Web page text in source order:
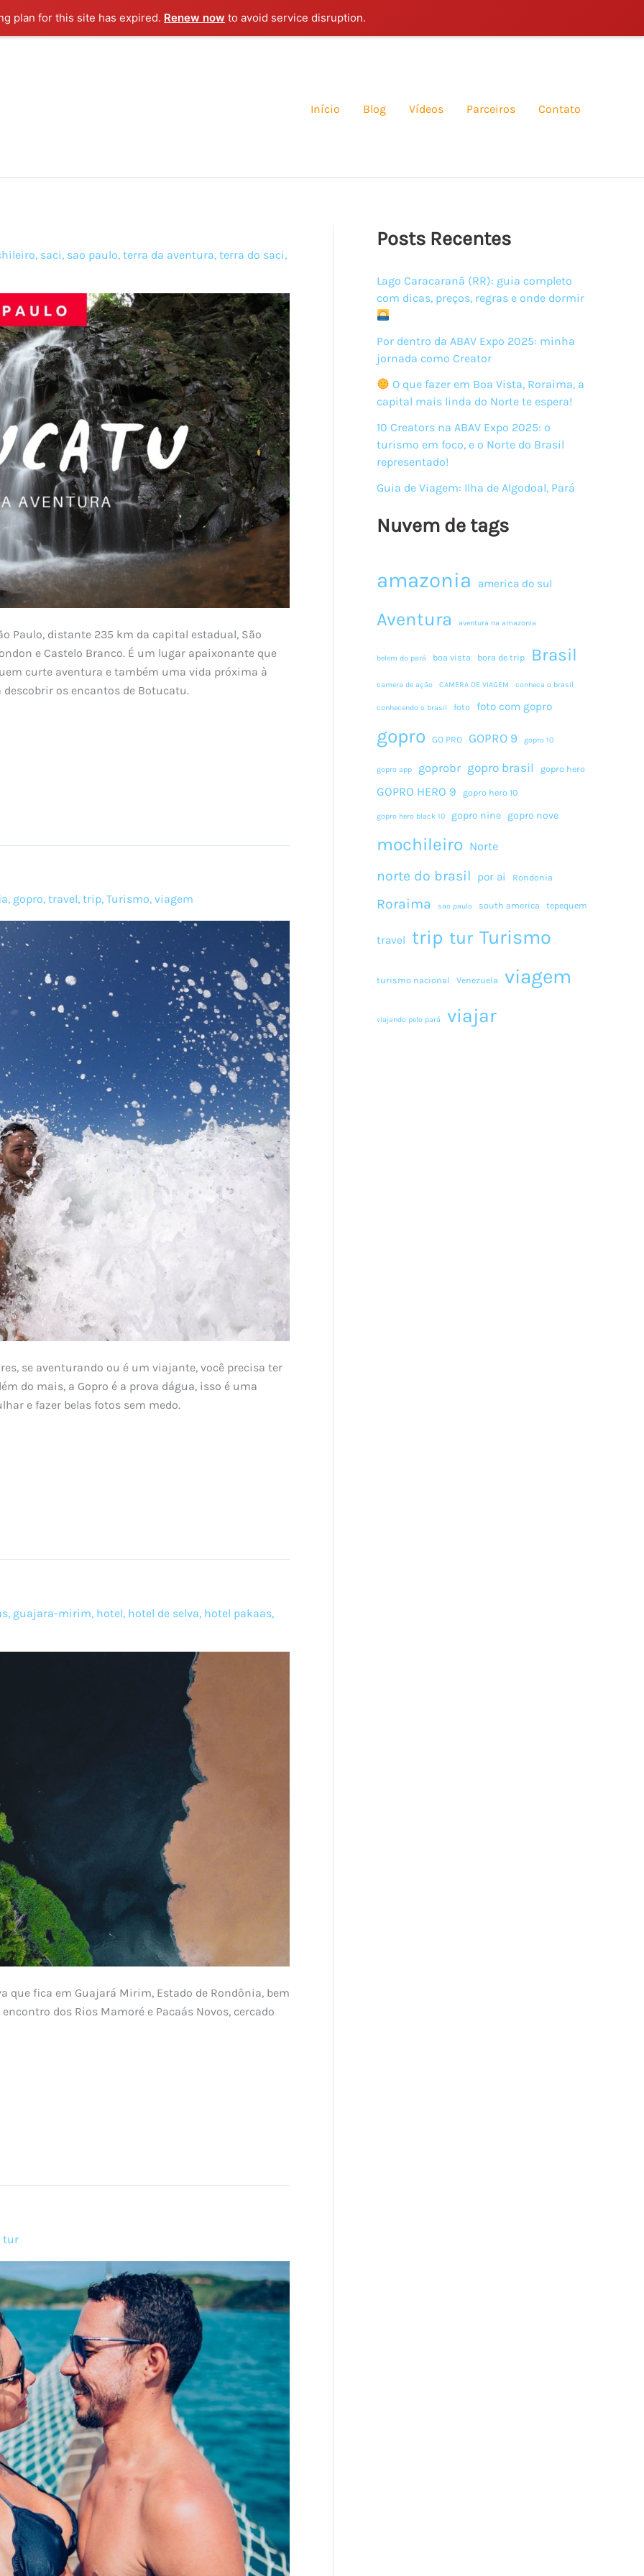
plan for this site has expired. Renew now to avoid service disruption.
Início Blog Vídeos Parceiros Contato
, saci, sao paulo, terra da aventura, terra do saci,
Paulo, distante 235 km da capital estadual, São
e Castelo Branco. É um lugar apaixonante que
curte aventura e também uma vida próxima à
os encantos de Botucatu.
, gopro, travel, trip, Turismo, viagem
se aventurando ou é um viajante, você precisa ter
do mais, a Gopro é a prova dágua, isso é uma
e fazer belas fotos sem medo.
, guajara-mirim, hotel, hotel de selva, hotel pakaas,
que fica em Guajará Mirim, Estado de Rondônia, bem
dos Rios Mamoré e Pacaás Novos, cercado
tur
Posts Recentes
Lago Caracaranã (RR): guia completo
com dicas, preços, regras e onde dormir
Por dentro da ABAV Expo 2025: minha
jornada como Creator
O que fazer em Boa Vista, Roraima, a
capital mais linda do Norte te espera!
10 Creators na ABAV Expo 2025: o
turismo em foco, e o Norte do Brasil
representado!
Guia de Viagem: Ilha de Algodoal, Pará
Nuvem de tags
amazonia america do sul
Aventura aventura na amazonia
belem do pará boa vista bora de trip Brasil
camera de ação CAMERA DE VIAGEM conheca o brasil
conhecendo o brasil foto foto com gopro
gopro GO PRO GOPRO 9 gopro 10
gopro app goprobr gopro brasil gopro hero
GOPRO HERO 9 gopro hero 10
gopro hero black 10 gopro nine gopro nove
mochileiro Norte
norte do brasil por ai Rondonia
Roraima sao paulo south america tepequem
travel trip tur Turismo
turismo nacional Venezuela viagem
viajando pelo pará viajar